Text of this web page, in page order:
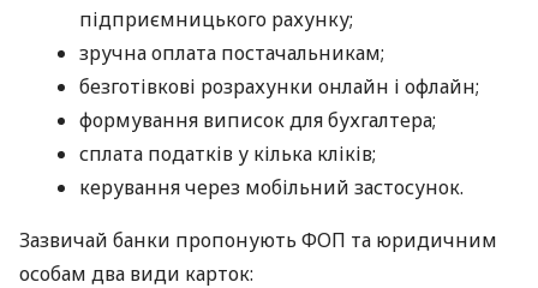
підприємницького рахунку;
зручна оплата постачальникам;
безготівкові розрахунки онлайн і офлайн;
формування виписок для бухгалтера;
сплата податків у кілька кліків;
керування через мобільний застосунок.
Зазвичай банки пропонують ФОП та юридичним
особам два види карток: